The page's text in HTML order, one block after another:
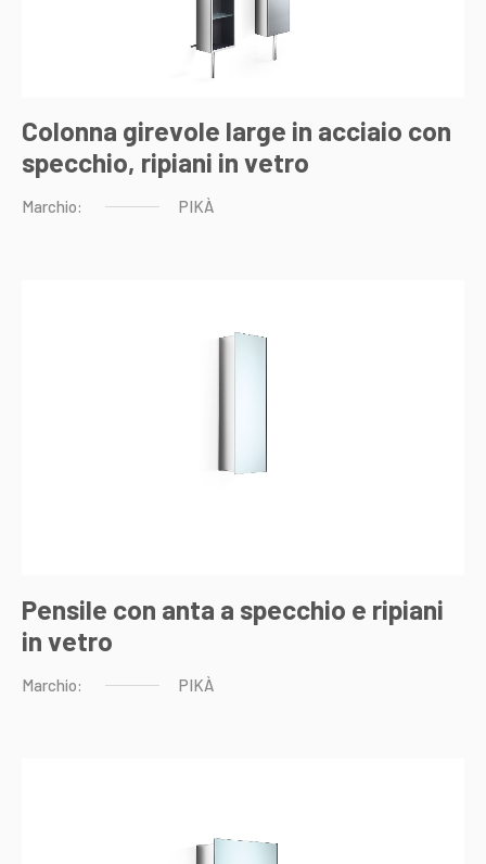
Colonna girevole large in acciaio con
specchio, ripiani in vetro
Marchio: PIKÀ
Pensile con anta a specchio e ripiani
in vetro
Marchio: PIKÀ